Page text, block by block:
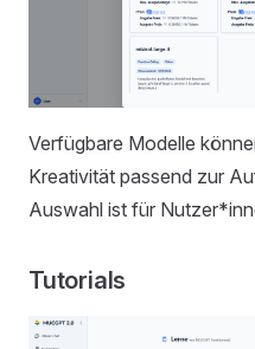
Verfügbare Modelle
Kreativität passend zur
Auswahl ist für
Tutorials